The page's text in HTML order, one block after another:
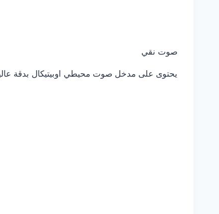
صوت نقي
يحتوى على مدخل صوت محيطي اوبيتيكال بدقة